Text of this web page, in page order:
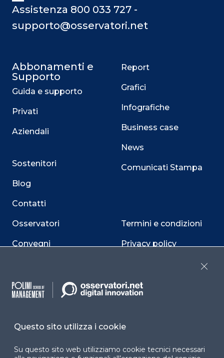
Assistenza 800 033 727 -
supporto@osservatori.net
Abbonamenti e
Supporto
Guida e supporto
Privati
Aziendali
Sostenitori
Blog
Contatti
Osservatori
Convegni
Programmi
Report
Grafici
Infografiche
Business case
News
Comunicati Stampa
Termini e condizioni
Privacy policy
Sitemap
Questo sito utilizza i cookie
Su questo sito web utilizziamo cookie tecnici necessari